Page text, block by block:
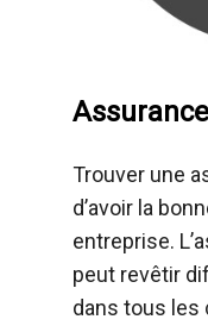
Trouver une
d’avoir la
entreprise.
peut revêtir
dans tous les